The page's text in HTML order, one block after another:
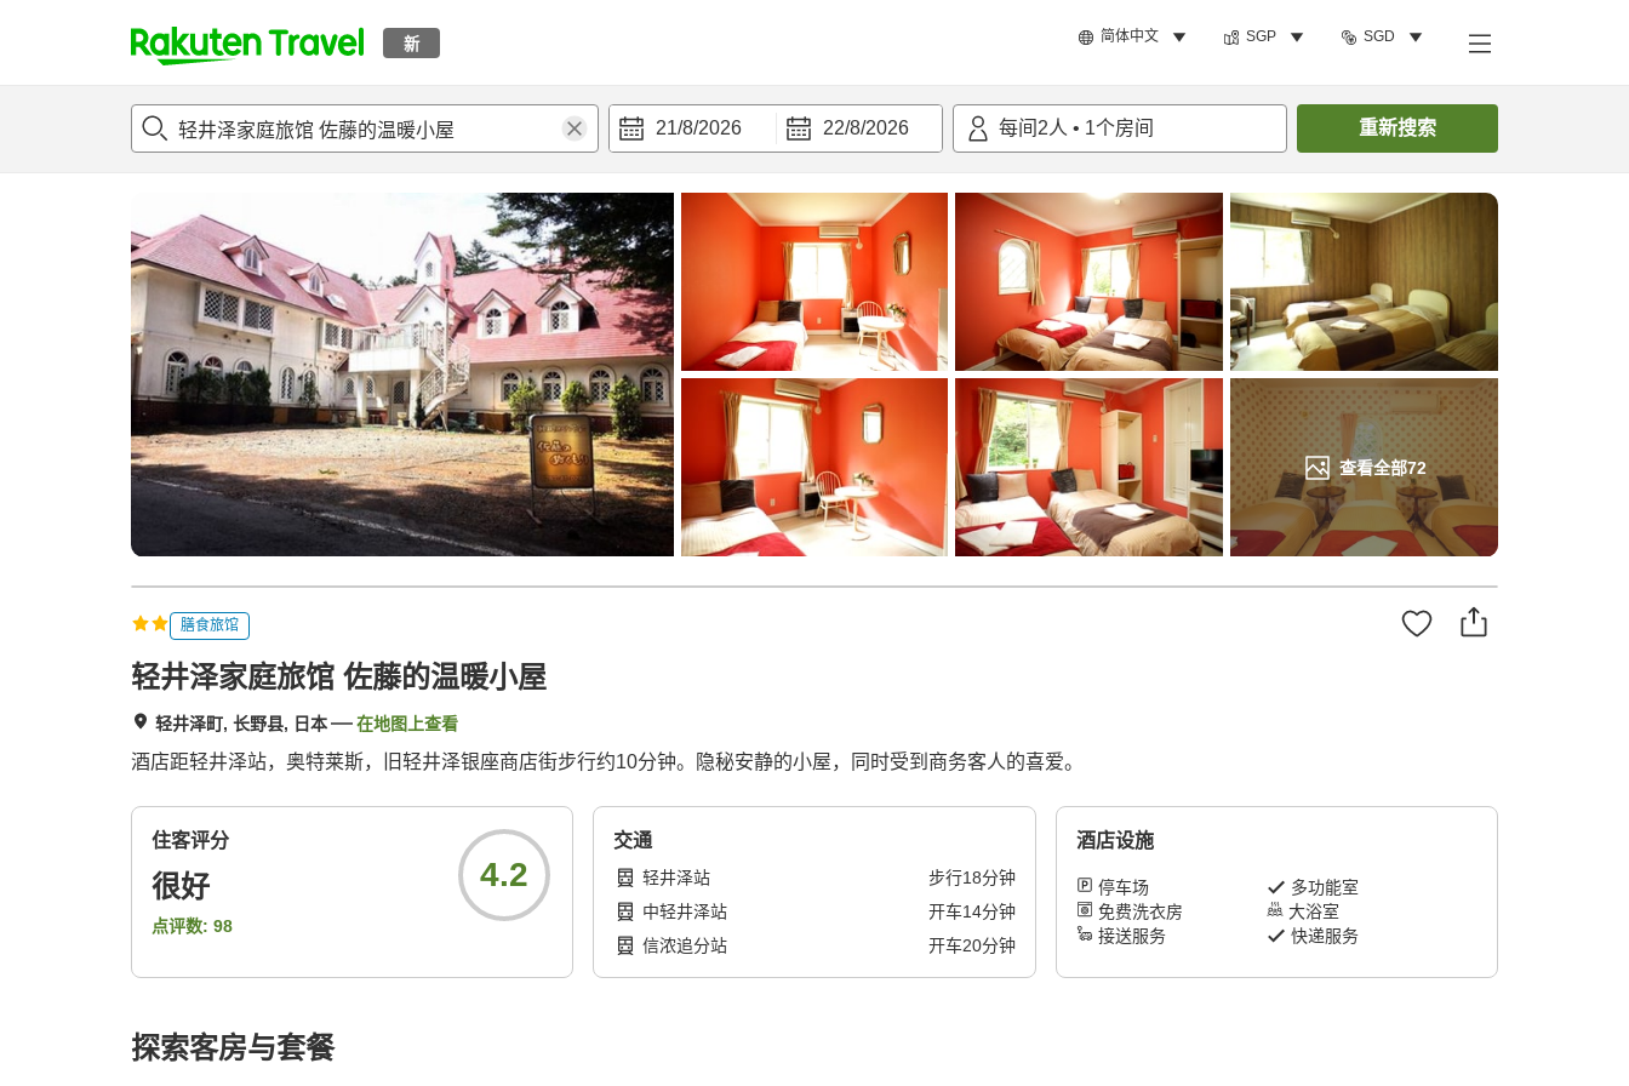
新 简体中文 SGP SGD
t
p
e
_
s
a
c
21/8/2026 22/8/2026 每间 2人 • 1个房间 重新搜索
查看全部72
概况 客房及住宿套餐评论 设施 搜索客房
膳食旅馆
轻井泽家庭旅馆 佐藤的温暖小屋
轻井泽町, 长野县, 日本 在地图上查看
酒店距轻井泽站，奥特莱斯，旧轻井泽银座商店街步行约10分钟。隐秘安静的小屋，同时受到商务客人的喜爱。
住客评分
很好
点评数: 98
4.2
交通
轻井泽站 步行18分钟
中轻井泽站
开车14分钟
信浓追分站
开车20分钟
酒店设施
停车场
多功能室
免费洗衣房
大浴室
接送服务
快递服务
探索客房与套餐